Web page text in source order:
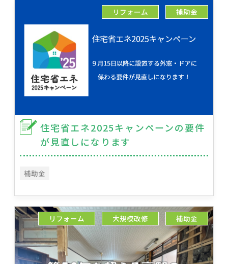
住宅省エネ2025キャンペーンの要件
が見直しになります
リフォーム 補助金
補助金
リフォーム 大規模改修 補助金